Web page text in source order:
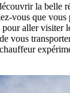
la belle
vous que vous
aller visiter
vous